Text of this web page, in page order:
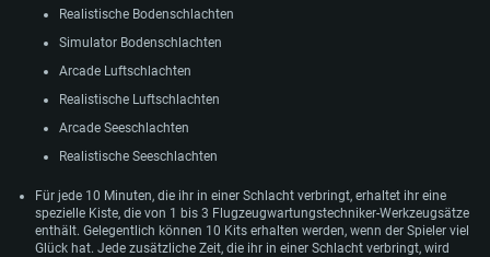
Realistische Bodenschlachten
Simulator Bodenschlachten
Arcade Luftschlachten
Realistische Luftschlachten
Arcade Seeschlachten
Realistische Seeschlachten
Für jede 10 Minuten, die ihr in einer Schlacht verbringt, erhaltet ihr eine
spezielle Kiste, die von 1 bis 3 Flugzeugwartungstechniker-Werkzeugsätze
enthält. Gelegentlich können 10 Kits erhalten werden, wenn der Spieler viel
Glück hat. Jede zusätzliche Zeit, die ihr in einer Schlacht verbringt, wird